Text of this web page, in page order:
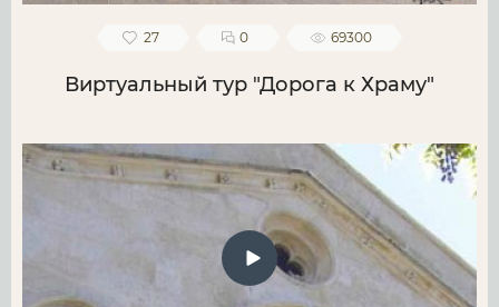
27 0 69300
Виртуальный тур "Дорога к Храму"